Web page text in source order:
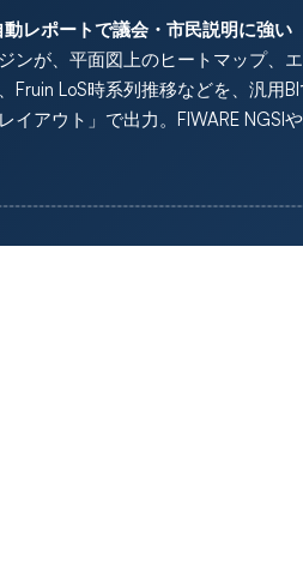
レポートで議会・市民説明に強い
ンが、平面図上のヒートマップ、
Fruin LoS時系列推移などを、汎用
イアウト」で出力。FIWARE NGSI